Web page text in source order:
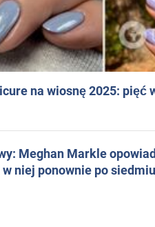
na wiosnę 2025: pięć
Meghan Markle
w niej ponownie po